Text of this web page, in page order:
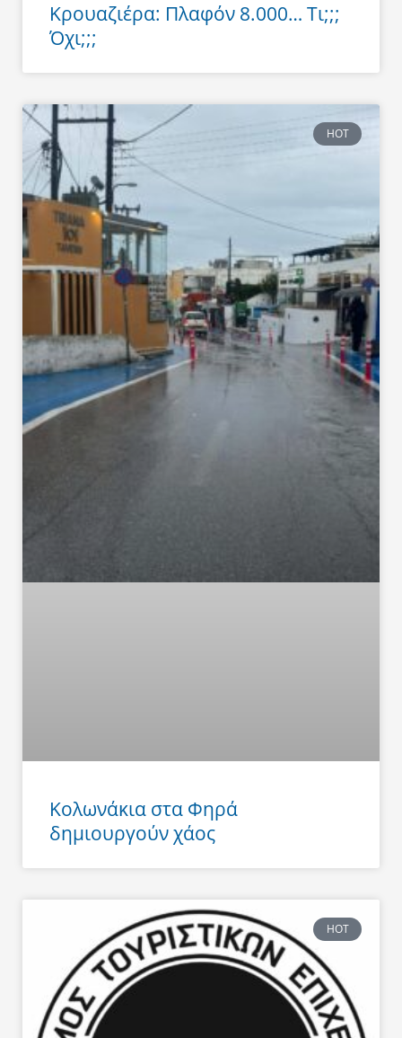
Κρουαζιέρα: Πλαφόν 8.000… Τι;;;
Όχι;;;
HOT
Κολωνάκια στα Φηρά
δημιουργούν χάος
HOT